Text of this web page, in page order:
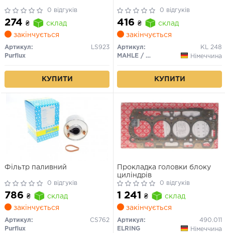
0 відгуків
274 ₴
склад
закінчується
Артикул:
LS923
Purflux
КУПИТИ
0 відгуків
416 ₴
склад
закінчується
Артикул:
KL 248
MAHLE / KNECHT
Німеччина
КУПИТИ
Фільтр паливний
0 відгуків
786 ₴
склад
закінчується
Артикул:
CS762
Purflux
Прокладка головки блоку
циліндрів
0 відгуків
1 241 ₴
склад
закінчується
Артикул:
490.011
ELRING
Німеччина